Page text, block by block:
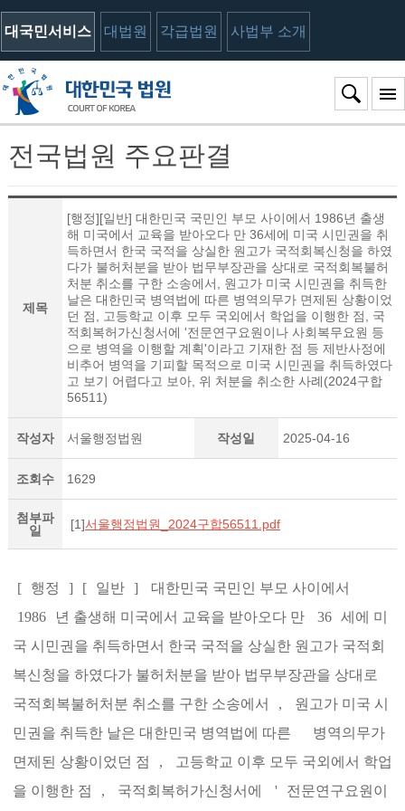
대국민서비스 대법원 각급법원 사법부 소개
전국법원 주요판결
제목
[행정][일반] 대한민국 국민인 부모 사이에서 1986년 출생
해 미국에서 교육을 받아오다 만 36세에 미국 시민권을 취
득하면서 한국 국적을 상실한 원고가 국적회복신청을 하였
다가 불허처분을 받아 법무부장관을 상대로 국적회복불허
처분 취소를 구한 소송에서, 원고가 미국 시민권을 취득한
날은 대한민국 병역법에 따른 병역의무가 면제된 상황이었
던 점, 고등학교 이후 모두 국외에서 학업을 이행한 점, 국
적회복허가신청서에 '전문연구요원이나 사회복무요원 등
으로 병역을 이행할 계획'이라고 기재한 점 등 제반사정에
비추어 병역을 기피할 목적으로 미국 시민권을 취득하였다
고 보기 어렵다고 보아, 위 처분을 취소한 사례(2024구합
56511)
작성자 서울행정법원 작성일 2025-04-16
조회수 1629
첨부파
일
[1]서울행정법원_2024구합56511.pdf
[ 행정 ] [ 일반 ]
대한민국 국민인 부모 사이에서
1986
년 출생해 미국에서 교육을 받아오다 만 36 세에 미
국 시민권을 취득하면서 한국 국적을 상실한 원고가 국적회
복신청을 하였다가 불허처분을 받아 법무부장관을 상대로
국적회복불허처분 취소를 구한 소송에서
,
원고가 미국 시
민권을 취득한 날은 대한민국 병역법에 따른
병역의무가
면제된 상황이었던 점
,
고등학교 이후 모두 국외에서 학업
을 이행한 점
, 국적회복허가신청서에 '
전문연구요원이